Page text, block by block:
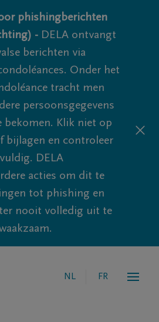
phishingberichten
- DELA ontvangt
berichten via
Onder het
tracht men
persoonsgegevens
bekomen. Klik niet op
bijlagen en controleer
DELA
acties om dit te
tot phishing en
nooit volledig uit te
NL FR